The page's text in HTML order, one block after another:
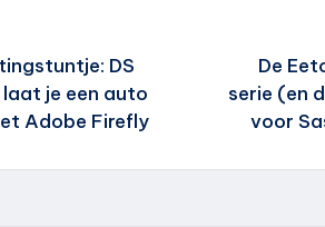
DS
je een auto
Adobe Firefly
De
serie (en
voor